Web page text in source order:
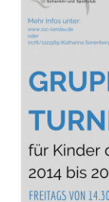
Neue
der